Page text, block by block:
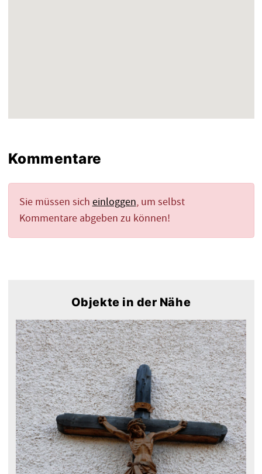
Kommentare
Sie müssen sich einloggen, um selbst
Kommentare abgeben zu können!
Objekte in der Nähe